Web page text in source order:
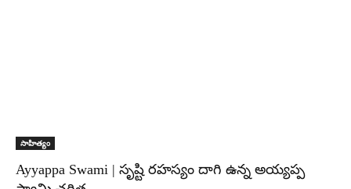
సాహిత్యం
Ayyappa Swami | సృష్టి రహస్యం దాగి ఉన్న అయ్యప్ప